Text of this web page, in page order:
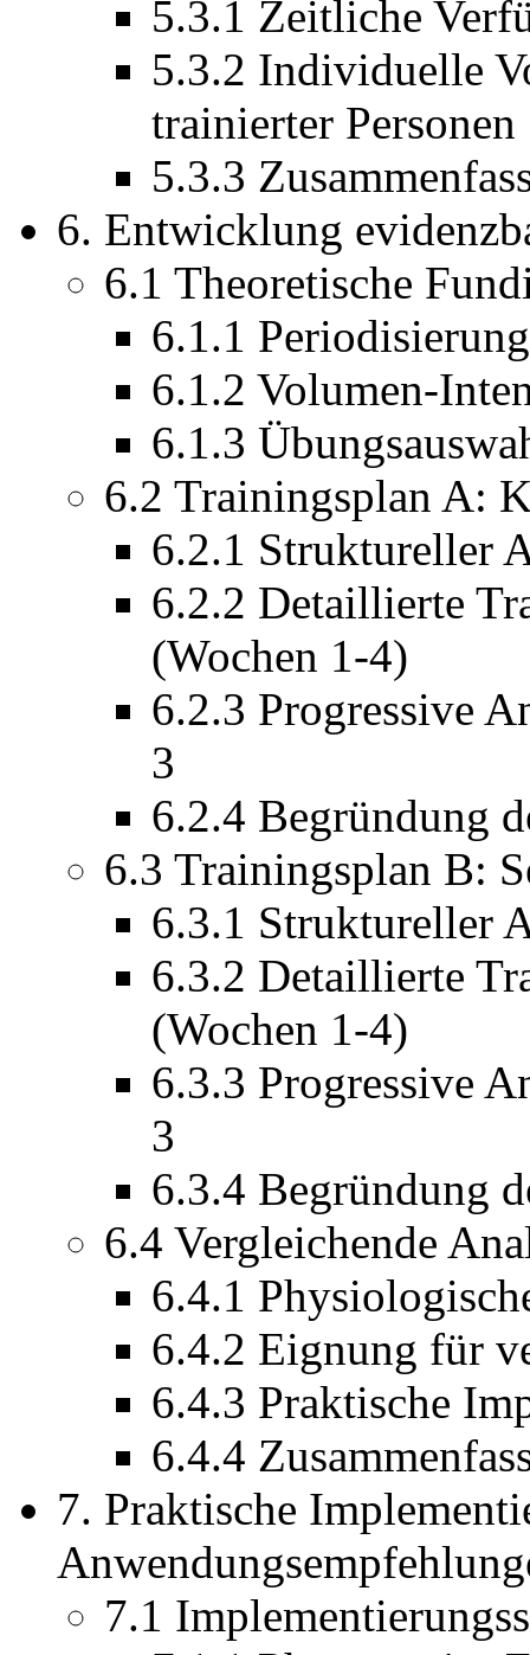
5.3.1 Zeitliche
5.3.2 Individuelle
trainierter Personen
5.3.3
6. Entwicklung
6.1 Theoretische
6.1.1
6.1.2 Volumen-
6.1.3
6.2 Trainingsplan A:
6.2.1 Struktureller
6.2.2 Detaillierte
(Wochen 1-4)
6.2.3 Progressive
3
6.2.4 Begründung
6.3 Trainingsplan B:
6.3.1 Struktureller
6.3.2 Detaillierte
(Wochen 1-4)
6.3.3 Progressive
3
6.3.4 Begründung
6.4 Vergleichende
6.4.1
6.4.2 Eignung für
6.4.3 Praktische
6.4.4
7. Praktische
7.1